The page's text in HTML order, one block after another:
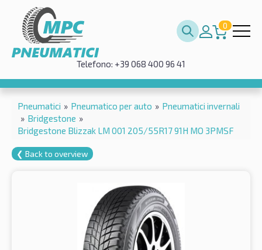
0
Telefono: +39 068 400 96 41
Pneumatici » Pneumatico per auto » Pneumatici invernali
» Bridgestone »
Bridgestone Blizzak LM 001 205/55R17 91H MO 3PMSF
❮ Back to overview